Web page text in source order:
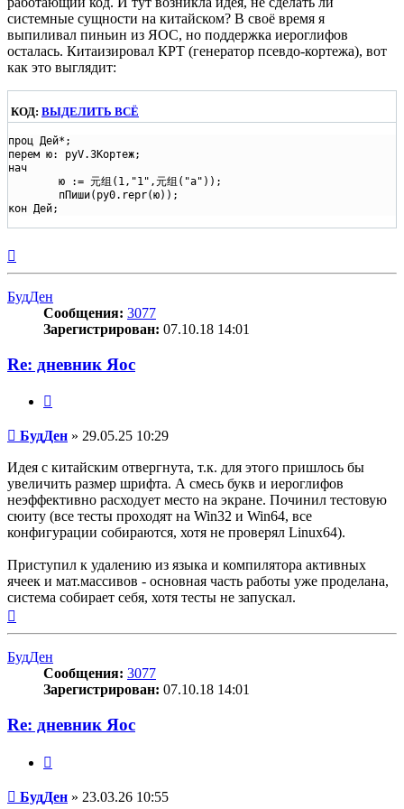
системные сущности на китайском? В своё время я
выпиливал пиньин из ЯОС, но поддержка иероглифов
осталась. Китаизировал КРТ (генератор псевдо-кортежа), вот
как это выглядит:
КОД: ВЫДЕЛИТЬ ВСЁ
проц Дей*;
перем ю: pyV.ЗКортеж;
нач
БудДен
Сообщения: 3077
Зарегистрирован: 07.10.18 14:01
Re: дневник Яос
Сообщение
БудДен » 29.05.25 10:29
Идея с китайским отвергнута, т.к. для этого пришлось бы
увеличить размер шрифта. А смесь букв и иероглифов
неэффективно расходует место на экране. Починил тестовую
сюиту (все тесты проходят на Win32 и Win64, все
конфигурации собираются, хотя не проверял Linux64).
Приступил к удалению из языка и компилятора активных
ячеек и мат.массивов - основная часть работы уже проделана,
система собирает себя, хотя тесты не запускал.
к
БудДен
Сообщения: 3077
Зарегистрирован: 07.10.18 14:01
Re: дневник Яос
Сообщение
БудДен » 23.03.26 10:55